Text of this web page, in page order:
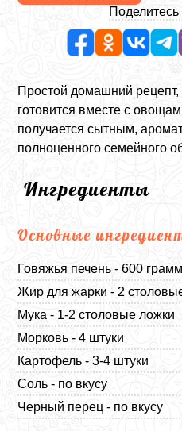
Простой домашний рецепт,
готовится вместе с
получается сытным,
полноценного семейного
Ингредиенты
Основные
Говяжья печень - 600
Жир для жарки - 2
Мука - 1-2 столовые ложки
Морковь - 4 штуки
Картофель - 3-4 штуки
Соль - по вкусу
Черный перец - по вкусу